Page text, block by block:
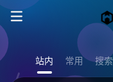
站内 常用 搜索